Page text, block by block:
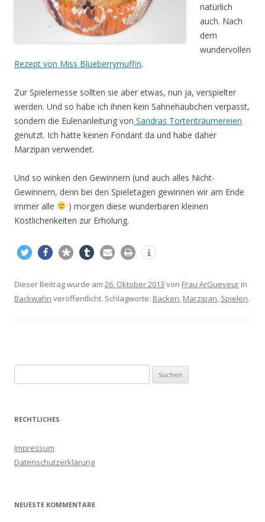
natürlich
auch. Nach
dem
wundervollen
Rezept von Miss Blueberrymuffin.
Zur Spielemesse sollten sie aber etwas, nun ja, verspielter
werden. Und so habe ich ihnen kein Sahnehäubchen verpasst,
sondern die Eulenanleitung von Sandras Tortenträumereien
genutzt. Ich hatte keinen Fondant da und habe daher
Marzipan verwendet.
Und so winken den Gewinnern (und auch alles Nicht-
Gewinnern, denn bei den Spieletagen gewinnen wir am Ende
immer alle
) morgen diese wunderbaren kleinen
Köstlichenkeiten zur Erholung.
Dieser Beitrag wurde am 26. Oktober 2013 von Frau ArGueveur in
Backwahn veröffentlicht. Schlagworte: Backen, Marzipan, Spielen.
u
h
n
a
:
RECHTLICHES
Impressum
Datenschutzerklärung
NEUESTE KOMMENTARE